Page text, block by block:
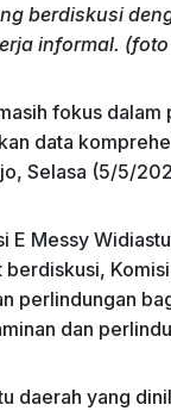
berdiskusi
informal.
fokus
data
Selasa (5/5/
E Messy
perlindungan
dan
daerah yang